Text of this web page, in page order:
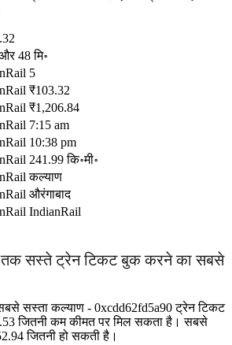
48 मि॰
5
₹103.32
₹1,206.84
7:15 am
10:38 pm
241.99 कि॰मी॰
कल्याण
औरंगाबाद
IndianRail
©CARTO
तक सस्ते ट्रेन टिकट बुक करने का सबसे
सस्ता कल्याण - 0xcdd62fd5a90 ट्रेन टिकट
जितनी कम कीमत पर मिल सकता है। सबसे
जितनी हो सकती है।